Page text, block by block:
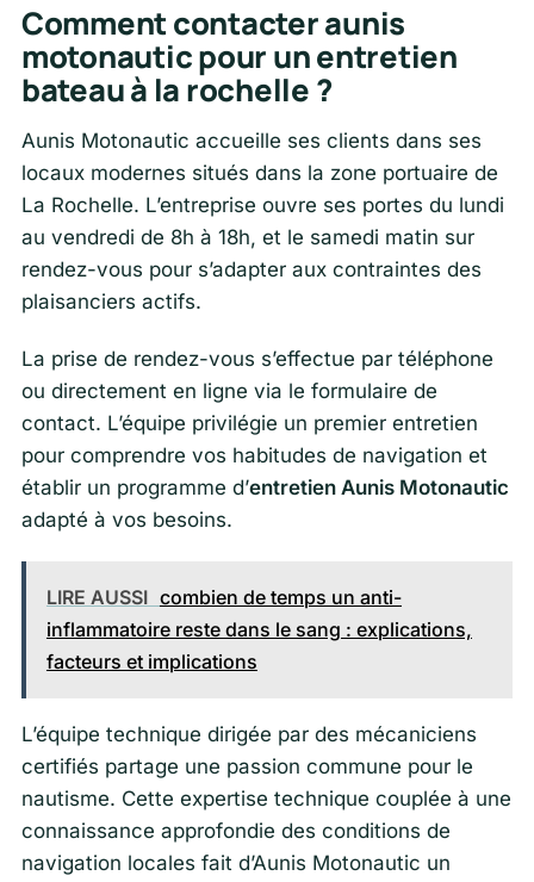
Comment contacter aunis
motonautic pour un entretien
bateau à la rochelle ?
Aunis Motonautic accueille ses clients dans ses
locaux modernes situés dans la zone portuaire de
La Rochelle. L’entreprise ouvre ses portes du lundi
au vendredi de 8h à 18h, et le samedi matin sur
rendez-vous pour s’adapter aux contraintes des
plaisanciers actifs.
La prise de rendez-vous s’effectue par téléphone
ou directement en ligne via le formulaire de
contact. L’équipe privilégie un premier entretien
pour comprendre vos habitudes de navigation et
établir un programme d’entretien Aunis Motonautic
adapté à vos besoins.
LIRE AUSSI combien de temps un anti-
inflammatoire reste dans le sang : explications,
facteurs et implications
L’équipe technique dirigée par des mécaniciens
certifiés partage une passion commune pour le
nautisme. Cette expertise technique couplée à une
connaissance approfondie des conditions de
navigation locales fait d’Aunis Motonautic un